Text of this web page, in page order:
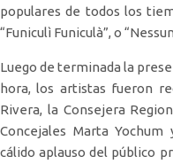
populares de todos los
“Funiculì Funiculà”, o
Luego de terminada la
hora, los artistas fueron
Rivera, la Consejera
Concejales Marta
cálido aplauso del público